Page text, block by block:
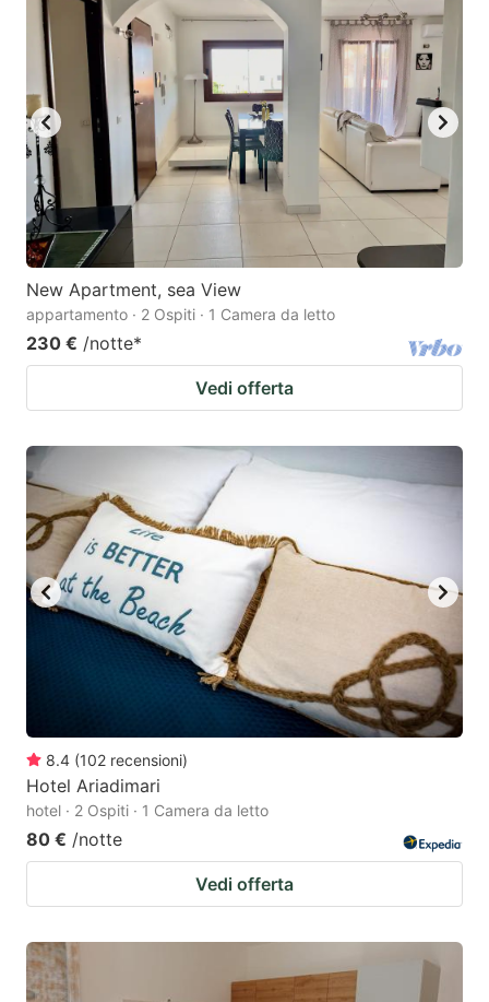
New Apartment, sea View
appartamento · 2 Ospiti · 1 Camera da letto
230 € /notte*
Vedi offerta
8.4 (102 recensioni)
Hotel Ariadimari
hotel · 2 Ospiti · 1 Camera da letto
80 € /notte
Vedi offerta